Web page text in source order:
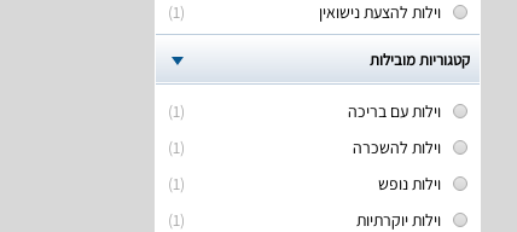
(1)
וילות להצעת נישואין
קטגוריות מובילות
(1)
וילות עם בריכה
(1)
וילות להשכרה
(1)
וילות נופש
(1)
וילות יוקרתיות